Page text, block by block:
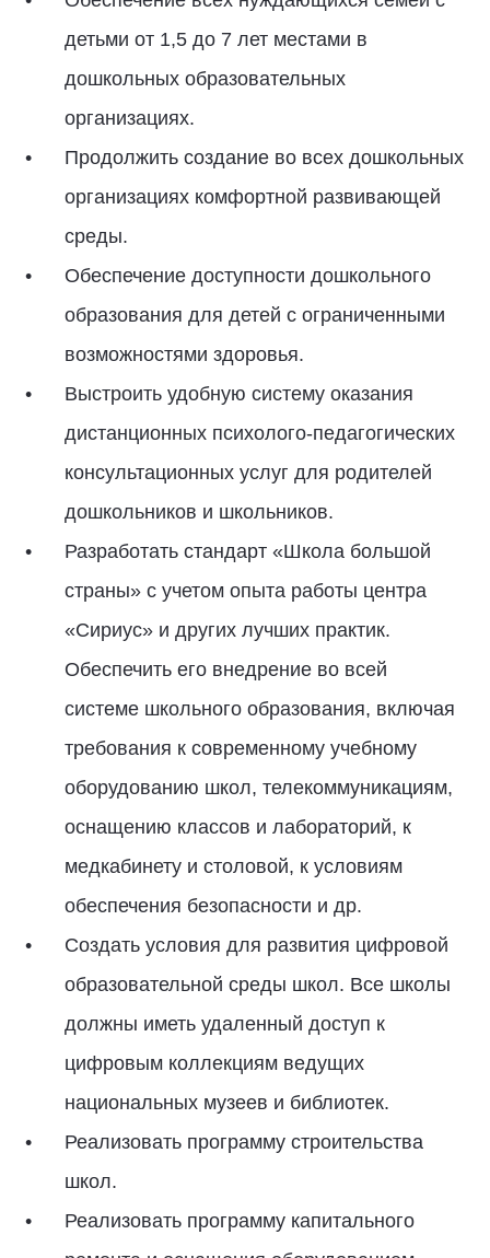
детьми от 1,5 до 7 лет местами в
дошкольных образовательных
организациях.
Продолжить создание во всех дошкольных
организациях комфортной развивающей
среды.
Обеспечение доступности дошкольного
образования для детей с ограниченными
возможностями здоровья.
Выстроить удобную систему оказания
дистанционных психолого-педагогических
консультационных услуг для родителей
дошкольников и школьников.
Разработать стандарт «Школа большой
страны» с учетом опыта работы центра
«Сириус» и других лучших практик.
Обеспечить его внедрение во всей
системе школьного образования, включая
требования к современному учебному
оборудованию школ, телекоммуникациям,
оснащению классов и лабораторий, к
медкабинету и столовой, к условиям
обеспечения безопасности и др.
Создать условия для развития цифровой
образовательной среды школ. Все школы
должны иметь удаленный доступ к
цифровым коллекциям ведущих
национальных музеев и библиотек.
Реализовать программу строительства
школ.
Реализовать программу капитального